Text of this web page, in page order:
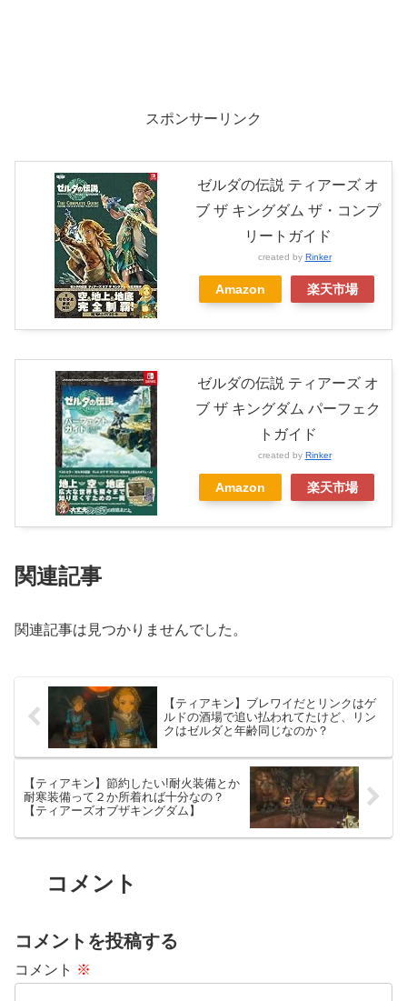
スポンサーリンク
ゼルダの伝説 ティアーズ オ
ブ ザ キングダム ザ・コンプ
リートガイド
created by Rinker
Amazon 楽天市場
ゼルダの伝説 ティアーズ オ
ブ ザ キングダム パーフェク
トガイド
created by Rinker
Amazon 楽天市場
関連記事
関連記事は見つかりませんでした。
【ティアキン】ブレワイだとリンクはゲ
ルドの酒場で追い払われてたけど、リン
クはゼルダと年齢同じなのか？
【ティアキン】節約したい!耐火装備とか
耐寒装備って２か所着れば十分なの？
【ティアーズオブザキングダム】
コメント
コメントを投稿する
コメント ※